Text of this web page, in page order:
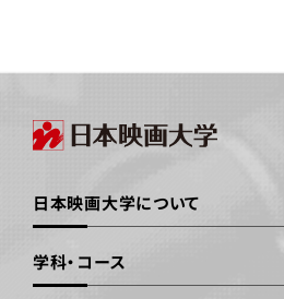
日本映画大学について
学科・コース